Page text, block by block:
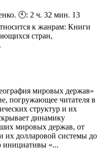
🕙: 2 ч. 32 мин. 13
к жанрам: Книги
стран,
мировых держав»
погружающее читателя в
структур и их
динамику
мировых держав, от
их долларовой системы до
инициативы «...